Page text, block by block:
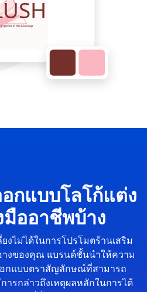
กแบบโลโก้แต่ง
ออาชีพบ้าง
งไม่ได้ในการโปรโมตร้านเสริม
างของคุณ แบรนด์ชั้นนำให้ความ
อกแบบตราสัญลักษณ์ที่สามารถ
ารกล่าวถึงเหตุผลหลักในการได้